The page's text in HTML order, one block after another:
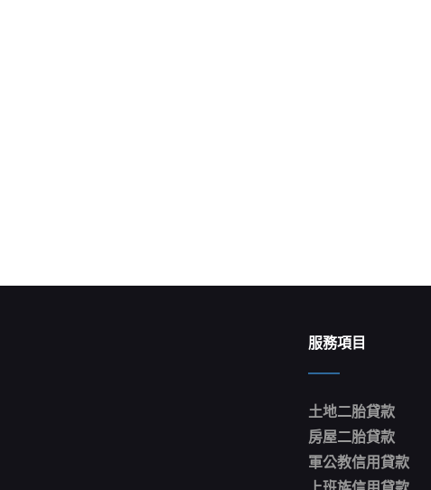
服務項目
土地二胎貸款
房屋二胎貸款
軍公教信用貸款